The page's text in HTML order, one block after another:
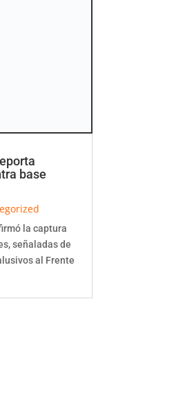
base
la captura
señaladas de
al Frente